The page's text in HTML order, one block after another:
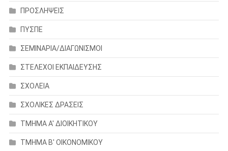
ΠΡΟΣΛΗΨΕΙΣ
ΠΥΣΠΕ
ΣΕΜΙΝΑΡΙΑ/ΔΙΑΓΩΝΙΣΜΟΙ
ΣΤΕΛΕΧΟΙ ΕΚΠΑΙΔΕΥΣΗΣ
ΣΧΟΛΕΙΑ
ΣΧΟΛΙΚΕΣ ΔΡΑΣΕΙΣ
ΤΜΗΜΑ Α' ΔΙΟΙΚΗΤΙΚΟΥ
ΤΜΗΜΑ Β' ΟΙΚΟΝΟΜΙΚΟΥ